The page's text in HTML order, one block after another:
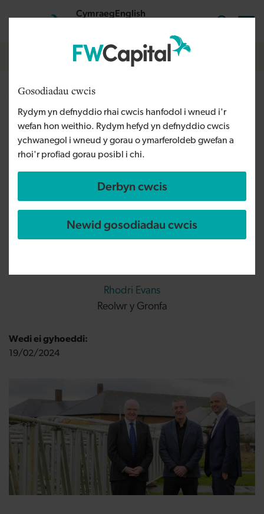
Gosodiadau cwcis
Rydym yn defnyddio rhai cwcis hanfodol i wneud i'r
wefan hon weithio. Rydym hefyd yn defnyddio cwcis
ychwanegol i wneud y gorau o ymarferoldeb gwefan a
rhoi'r profiad gorau posibl i chi.
Derbyn cwcis
Newid gosodiadau cwcis
CymraegEnglish
Breadcrumb
Y Gronfa Buddsoddi i Gymru’n
cyhoeddi ei gytundeb cyllid
dyled cyntaf
Rhodri Evans
Reolwr y Gronfa
Wedi ei gyhoeddi:
19/02/2024